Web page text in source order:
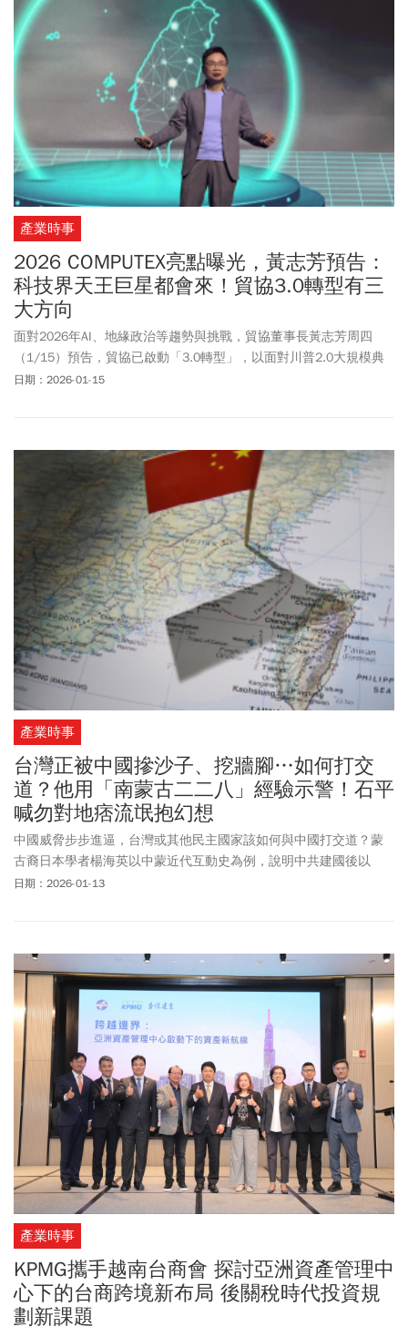
產業時事
2026 COMPUTEX亮點曝光，黃志芳預告：
科技界天王巨星都會來！貿協3.0轉型有三
大方向
面對2026年AI、地緣政治等趨勢與挑戰，貿協董事長黃志芳周四
（1/15）預告，貿協已啟動「3.0轉型」，以面對川普2.0大規模典
範轉移時代。黃志芳說明，「貿協3.0」轉型三大方向，包括要成為
（COMPUTEX）將盛況可期。他說，今年將首度單獨設置「AI
ROBOTICS（智慧機器人）」專區，也同樣會有大家熟悉的多位科技
界巨星、CEO，出席參與論壇與主題演講。
日期：2026-01-15
產業時事
台灣正被中國摻沙子、挖牆腳…如何打交
道？他用「南蒙古二二八」經驗示警！石平
喊勿對地痞流氓抱幻想
中國威脅步步進逼，台灣或其他民主國家該如何與中國打交道？蒙
古裔日本學者楊海英以中蒙近代互動史為例，說明中共建國後以
「摻沙子、挖牆腳」策略併吞南蒙古（內蒙古），到1960年代，境
時機成熟就開始為中共說話、「挖牆腳」，例如不讓總預算通過
等。至於該如何應對中共滲透？美國哈德遜研究所中國中心主任余
茂春提出「強、斷、識、選、守」五字訣：強，具備嚇阻實力；
斷，去風險而非脫鉤；識，識別中共政治戰，別把滲透當交流；
選，選擇性接觸；守，把民主守好。最後，華裔日本參議員石平示
警台灣人「不要對中國抱希望」，要認識其是「地痞流氓國家」。
他以「香港經驗」為例，直言有台灣人仍幻想，被中國統一後還有
一國兩制、維持現有生活方式，「這是不可能的」。
日期：2026-01-13
產業時事
KPMG攜手越南台商會 探討亞洲資產管理中
心下的台商跨境新布局 後關稅時代投資規
劃新課題